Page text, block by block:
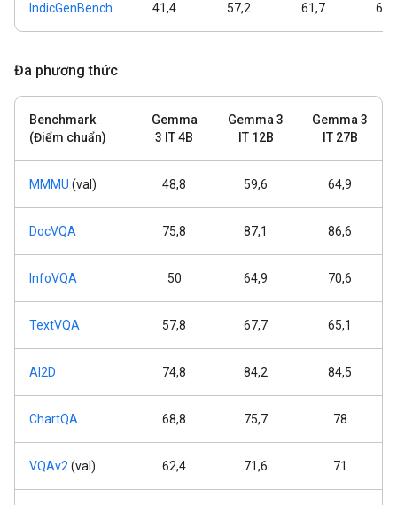
IndicGenBench 41,4 57,2 61,7
Đa phương thức
Benchmark
(Điểm chuẩn)
Gemma
3 IT 4B
Gemma 3
IT 12B
Gemma 3
IT 27B
MMMU (val) 48,8 59,6 64,9
DocVQA 75,8 87,1 86,6
InfoVQA 50 64,9 70,6
TextVQA 57,8 67,7 65,1
AI2D 74,8 84,2 84,5
ChartQA 68,8 75,7 78
VQAv2 (val) 62,4 71,6 71